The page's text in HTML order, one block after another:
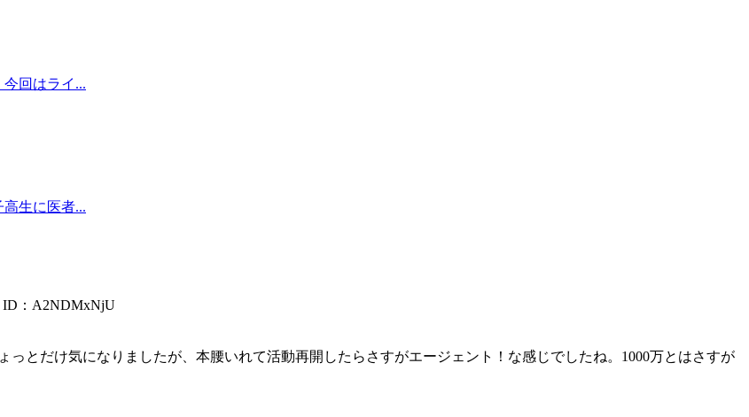
回はライ...
生に医者...
ID：A2NDMxNjU
とだけ気になりましたが、本腰いれて活動再開したらさすがエージェント！な感じでしたね。1000万とはさすが